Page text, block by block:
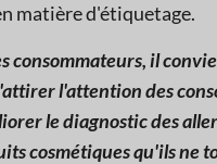
matière d'étiquetage.
il
l'attention des
le diagnostic des
cosmétiques qu'ils ne